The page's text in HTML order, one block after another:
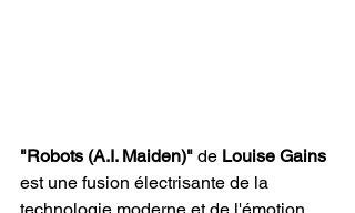
"Robots (A.I. Maiden)" de Louise Gains
est une fusion électrisante de la